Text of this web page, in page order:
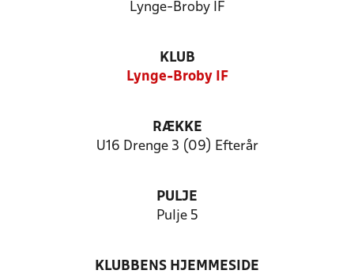
Lynge-Broby IF
KLUB
Lynge-Broby IF
RÆKKE
U16 Drenge 3 (09) Efterår
PULJE
Pulje 5
KLUBBENS HJEMMESIDE